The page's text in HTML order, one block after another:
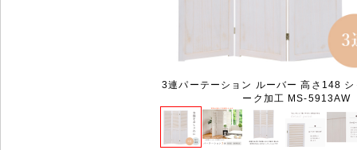
3連パーテーション ルーバー 高さ148
ーク加工 MS-5913AW